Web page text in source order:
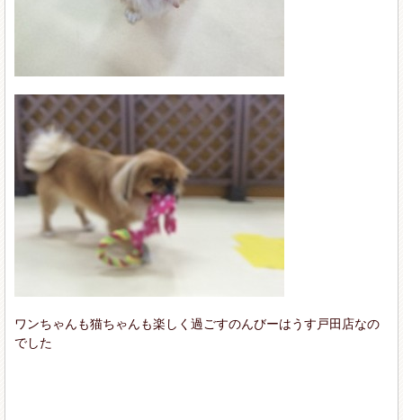
ワンちゃんも猫ちゃんも楽しく過ごすのんびーはうす戸田店なの
でした